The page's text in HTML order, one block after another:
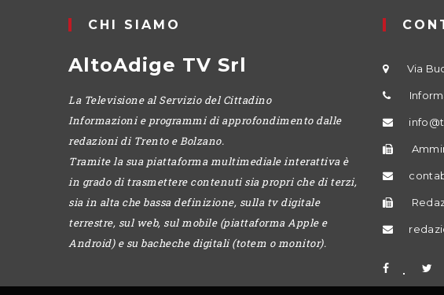
CHI SIAMO
AltoAdige TV Srl
La Televisione al Servizio del Cittadino
Informazioni e programmi di approfondimento dalle
redazioni di Trento e Bolzano.
Tramite la sua piattaforma multimediale interattiva è
in grado di trasmettere contenuti sia propri che di terzi,
sia in alta che bassa definizione, sulla tv digitale
terrestre, sul web, sul mobile (piattaforma Apple e
Android) e su bacheche digitali (totem o monitor).
Via